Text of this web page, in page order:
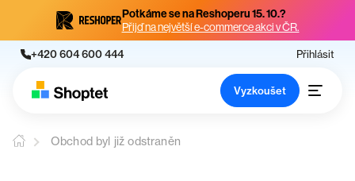
Potkáme se na Reshoperu 15. 10.?
Přijď na největší e-commerce akci v ČR.
+420 604 600 444 Přihlásit
Vyzkoušet
Obchod byl již odstraněn